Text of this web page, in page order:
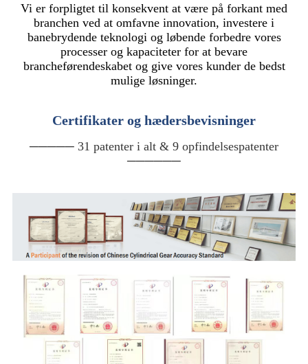
Vi er forpligtet til konsekvent at være på forkant med
branchen ved at omfavne innovation, investere i
banebrydende teknologi og løbende forbedre vores
processer og kapaciteter for at bevare
brancheførendeskabet og give vores kunder de bedst
mulige løsninger.
Certifikater og hædersbevisninger
───── 31 patenter i alt & 9 opfindelsespatenter
──────